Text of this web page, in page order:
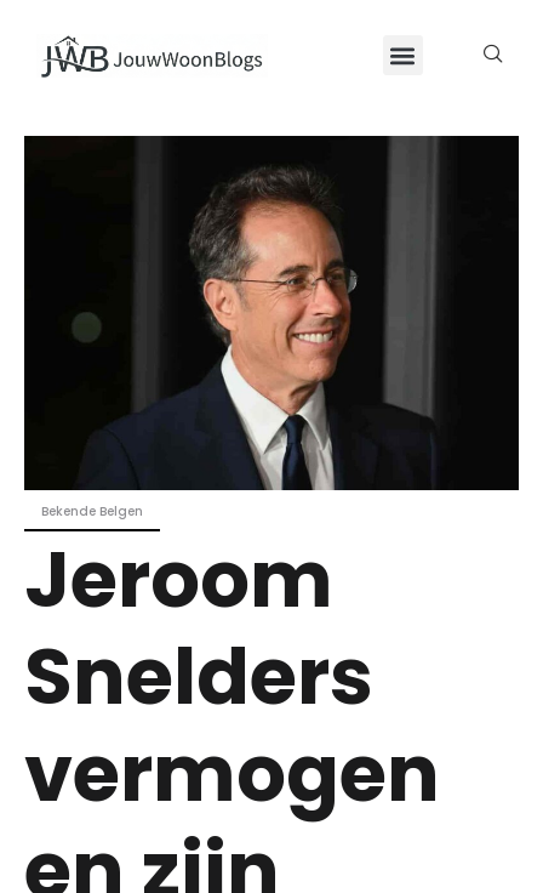
Bekende Belgen
Jeroom
Snelders
vermogen
en zijn